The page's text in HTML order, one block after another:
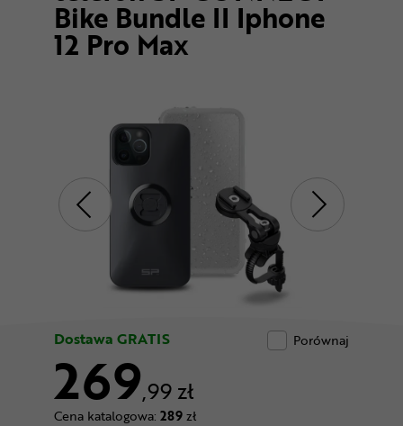
Mapa strony
Warsztat
Nowości
Superoferta
Bike Bundle II Iphone
12 Pro Max
Dostawa GRATIS Porównaj
269,99 zł
Cena katalogowa: 289zł